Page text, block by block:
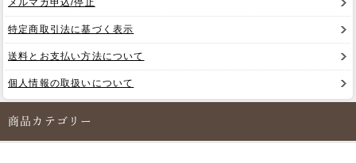
特定商取引法に基づく表示
送料とお支払い方法について
個人情報の取扱いについて
商品カテゴリー